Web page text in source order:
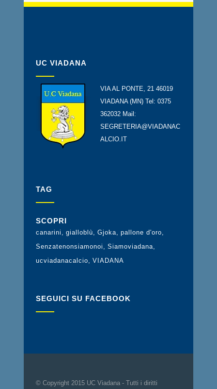
UC VIADANA
VIA AL PONTE, 21 46019
VIADANA (MN) Tel: 0375
362032 Mail:
SEGRETERIA@VIADANAC
ALCIO.IT
TAG
SCOPRI
canarini gialloblù Gjoka pallone d'oro
Senzatenonsiamonoi
Siamoviadana
ucviadanacalcio
VIADANA
SEGUICI SU FACEBOOK
© Copyright 2015 UC Viadana - Tutti i diritti